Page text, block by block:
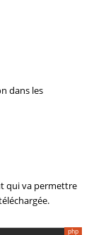
dans les
qui va permettre